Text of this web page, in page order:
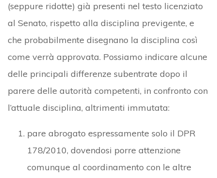
(seppure ridotte) già presenti nel testo licenziato
al Senato, rispetto alla disciplina previgente, e
che probabilmente disegnano la disciplina così
come verrà approvata. Possiamo indicare alcune
delle principali differenze subentrate dopo il
parere delle autorità competenti, in confronto con
l’attuale disciplina, altrimenti immutata:
pare abrogato espressamente solo il DPR
178/2010, dovendosi porre attenzione
comunque al coordinamento con le altre